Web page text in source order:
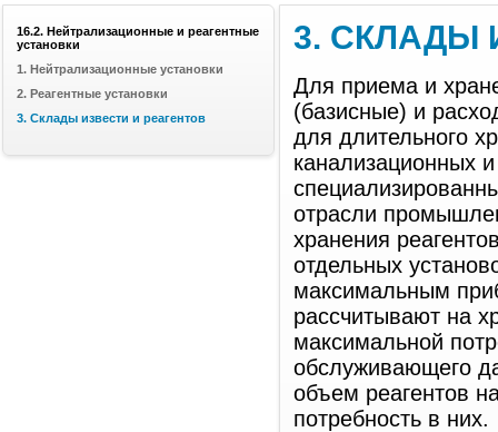
3. СКЛАДЫ
Для приема и
(базисные) и
для длительного
канализационных
отрасли
хранения
отдельных
максимальным
рассчитывают на
максимальной
обслуживающего
объем реагентов
потребность в них.
16.2. Нейтрализационные и реагентные
установки
1. Нейтрализационные установки
2. Реагентные установки
3. Склады извести и реагентов